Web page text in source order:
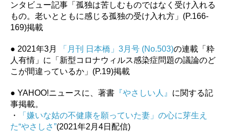
ンタビュー記事「孤独は苦しむものではなく受け入れる
もの。老いとともに感じる孤独の受け入れ方」(P.166-
169)掲載
● 2021年3月 「月刊 日本橋」3月号 (No.503)の連載「粋
人有情」に「新型コロナウィルス感染症問題の議論のど
こが間違っているか」(P.19)掲載
● YAHOO!ニュースに、著書 『やさしい人』 に関する記
事掲載。
・
「嫌いな姑の不健康を願っていた妻」の心に芽生え
た“やさしさ”(2021年2月4日配信)